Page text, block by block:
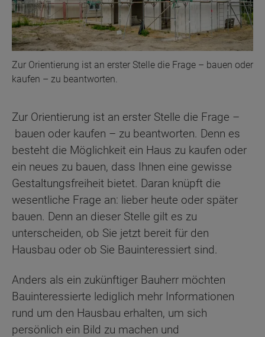
Zur Orientierung ist an erster Stelle die Frage – bauen oder
kaufen – zu beantworten.
Zur Orientierung ist an erster Stelle die Frage –
bauen oder kaufen – zu beantworten. Denn es
besteht die Möglichkeit ein Haus zu kaufen oder
ein neues zu bauen, dass Ihnen eine gewisse
Gestaltungsfreiheit bietet. Daran knüpft die
wesentliche Frage an: lieber heute oder später
bauen. Denn an dieser Stelle gilt es zu
unterscheiden, ob Sie jetzt bereit für den
Hausbau oder ob Sie Bauinteressiert sind.
Anders als ein zukünftiger Bauherr möchten
Bauinteressierte lediglich mehr Informationen
rund um den Hausbau erhalten, um sich
persönlich ein Bild zu machen und